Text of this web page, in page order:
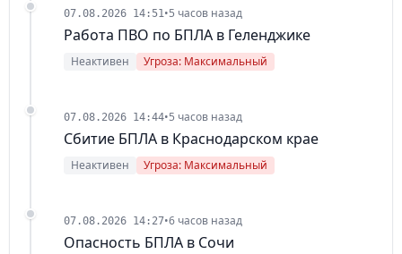
07.08.2026 14:51•5 часов назад
Работа ПВО по БПЛА в Геленджике
Неактивен Угроза: Максимальный
07.08.2026 14:44•5 часов назад
Сбитие БПЛА в Краснодарском крае
Неактивен Угроза: Максимальный
07.08.2026 14:27•6 часов назад
Опасность БПЛА в Сочи